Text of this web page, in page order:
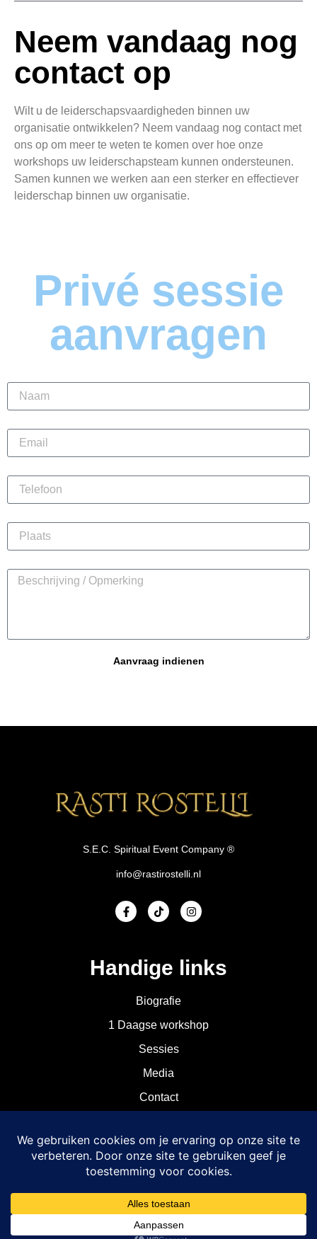
Neem vandaag nog
contact op
Wilt u de leiderschapsvaardigheden binnen uw
organisatie ontwikkelen? Neem vandaag nog contact met
ons op om meer te weten te komen over hoe onze
workshops uw leiderschapsteam kunnen ondersteunen.
Samen kunnen we werken aan een sterker en effectiever
leiderschap binnen uw organisatie.
Privé sessie
aanvragen
Aanvraag indienen
S.E.C. Spiritual Event Company ®
info@rastirostelli.nl
Handige links
Biografie
1 Daagse workshop
Sessies
Media
Contact
Galerij